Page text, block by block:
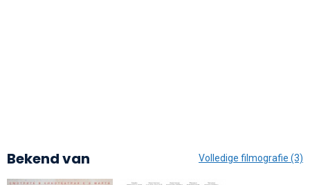
Bekend van Volledige filmografie (3)